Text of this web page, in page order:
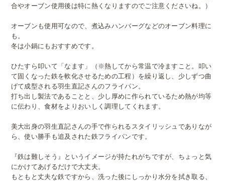
合やオーブン使用後は特に熱くなりますのでご注意くださいね。）
オーブンも使用可なので、煮込みハンバーグなどのオーブン料理に
も。
冬は小鍋にもおすすめです。
ひたすら叩いて「なます」（※熱してから常温で冷ますこと。叩い
て固くなった鉄を軟化させるための工程）を繰り返し、少しずつ曲
げて成型される羽生直記さんのフライパン。
打ち出し製法であることと、少し厚めに作られているため熱が均等
に伝わり、食材をよりおいしく調理してくれます。
美大出身の羽生直記さんの手で作られるスタイリッシュでありなが
ら、使い勝手も追及された鉄フライパンです。
『鉄は難しそう』というイメージが持たれがちですが、ちょっと気
にかけてあげるだけで大丈夫。
もともと丈夫な鉄ですから、洗った後にしっかり水分を拭き取る、